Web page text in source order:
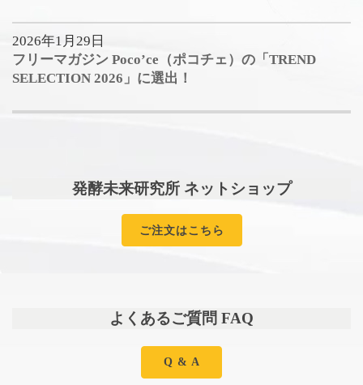
2026年1月29日
フリーマガジン Poco’ce（ポコチェ）の「TREND
SELECTION 2026」に選出！
発酵未来研究所 ネットショップ
ご注文はこちら
よくあるご質問 FAQ
Q & A